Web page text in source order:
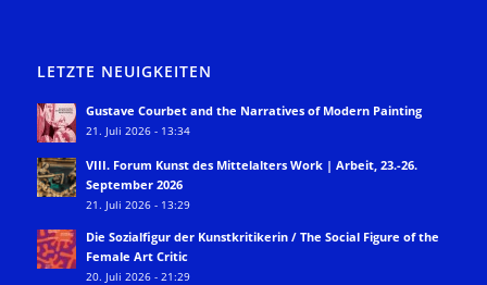
LETZTE NEUIGKEITEN
Gustave Courbet and the Narratives of Modern Painting
21. Juli 2026 - 13:34
VIII. Forum Kunst des Mittelalters Work | Arbeit, 23.-26.
September 2026
21. Juli 2026 - 13:29
Die Sozialfigur der Kunstkritikerin / The Social Figure of the
Female Art Critic
20. Juli 2026 - 21:29